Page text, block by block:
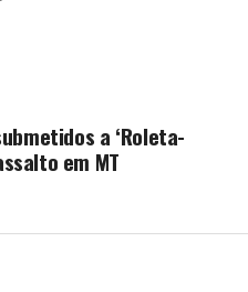
a ‘Roleta-
em MT